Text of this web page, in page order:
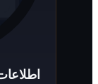
اطلاعات نسخه‌ها